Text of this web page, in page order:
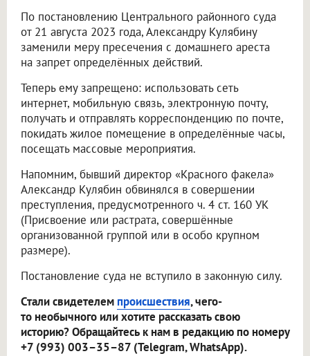
По постановлению Центрального районного суда
от 21 августа 2023 года, Александру Кулябину
заменили меру пресечения с домашнего ареста
на запрет определённых действий.
Теперь ему запрещено: использовать сеть
интернет, мобильную связь, электронную почту,
получать и отправлять корреспонденцию по почте,
покидать жилое помещение в определённые часы,
посещать массовые мероприятия.
Напомним, бывший директор «Красного факела»
Александр Кулябин обвинялся в совершении
преступления, предусмотренного ч. 4 ст. 160 УК
(Присвоение или растрата, совершённые
организованной группой или в особо крупном
размере).
Постановление суда не вступило в законную силу.
Стали свидетелем происшествия, чего-
то необычного или хотите рассказать свою
историю? Обращайтесь к нам в редакцию по номеру
+7 (993) 003–35–87 (Telegram, WhatsApp).